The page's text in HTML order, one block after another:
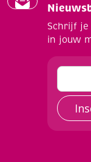
Schrijf je
in jouw